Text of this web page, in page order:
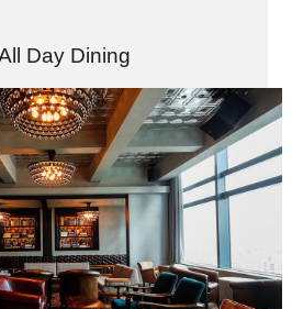
Day Dining